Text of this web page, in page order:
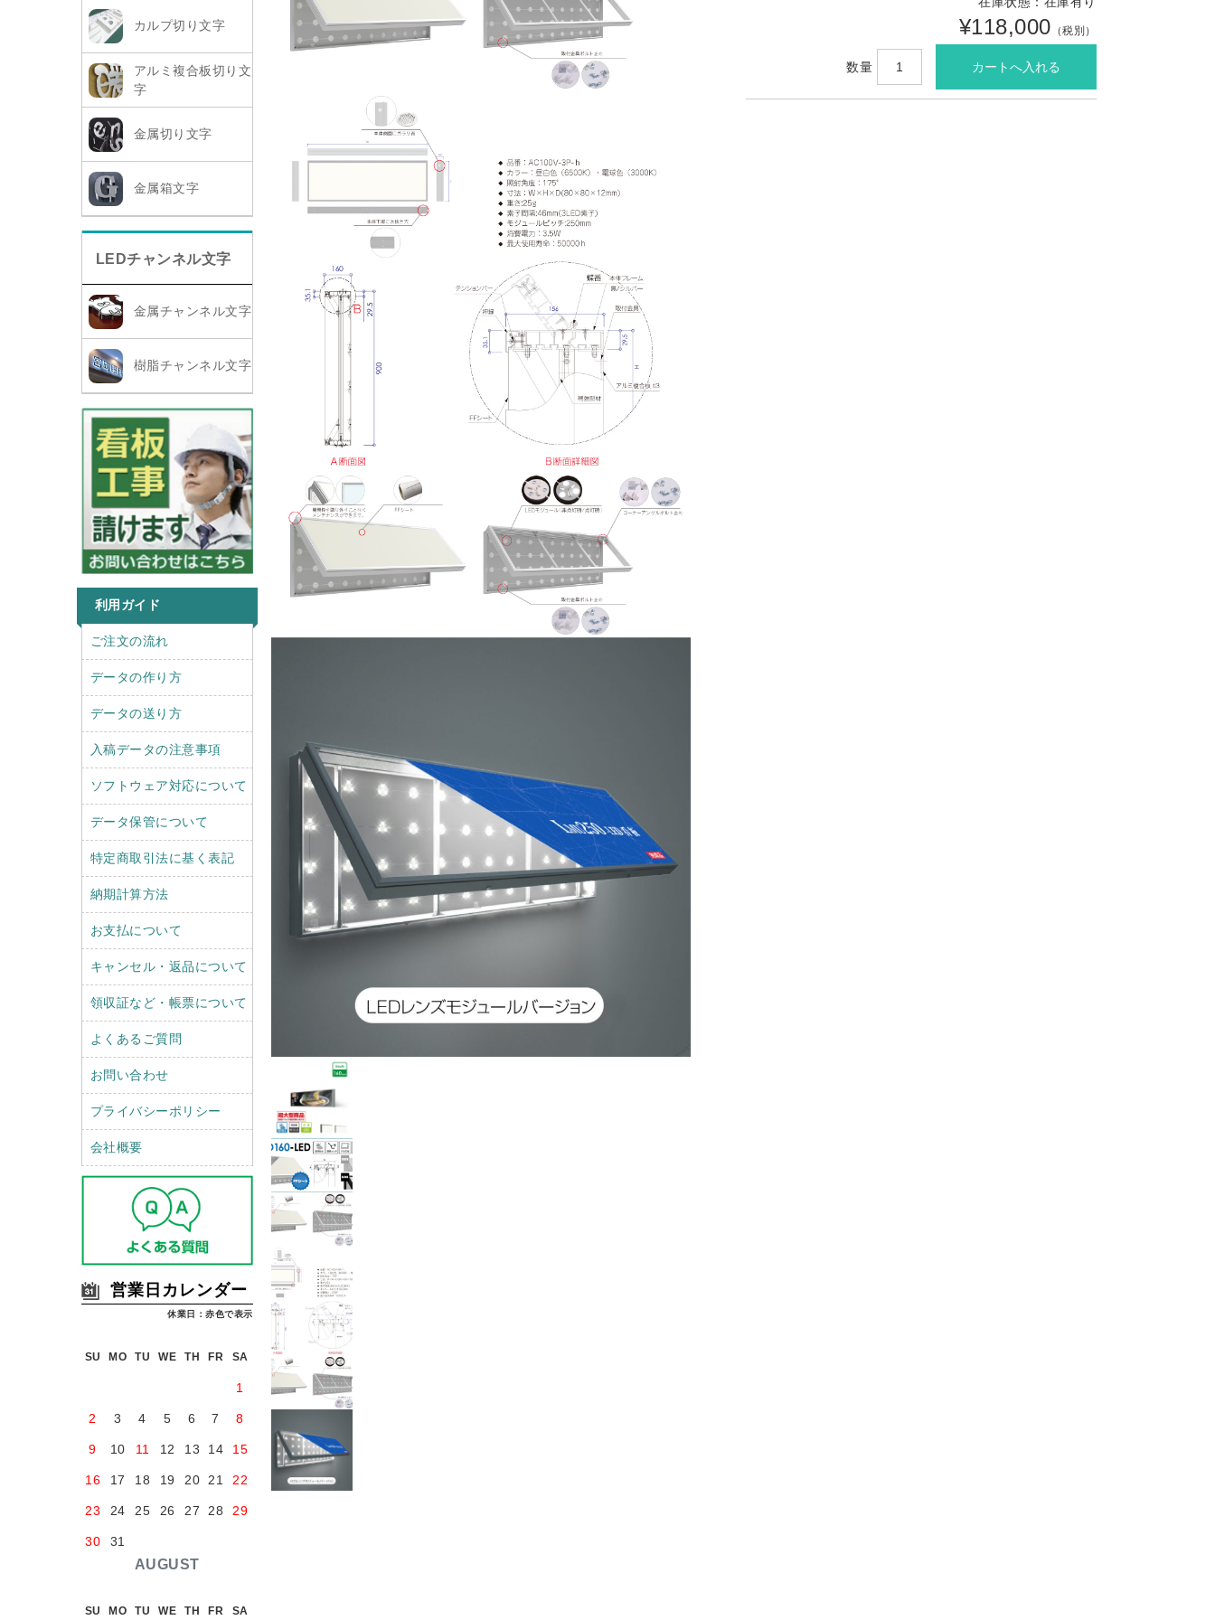
カルプ切り文字
アルミ複合板切り文
字
金属切り文字
金属箱文字
LEDチャンネル文字
金属チャンネル文字
樹脂チャンネル文字
利用ガイド
r
ご注文の流れ
データの作り方
データの送り方
入稿データの注意事項
ソフトウェア対応について
データ保管について
特定商取引法に基く表記
納期計算方法
お支払について
キャンセル・返品について
領収証など・帳票について
よくあるご質問
お問い合わせ
プライバシーポリシー
会社概要
営業日カレンダー
休業日：赤色で表示
AUGUST
SU MO TU WE TH FR SA
1
2 3 4 5 6 7 8
9 10 11 12 13 14 15
16 17 18 19 20 21 22
23 24 25 26 27 28 29
30 31
SU MO TU WE TH FR SA
¥118,000 （税別）
数量